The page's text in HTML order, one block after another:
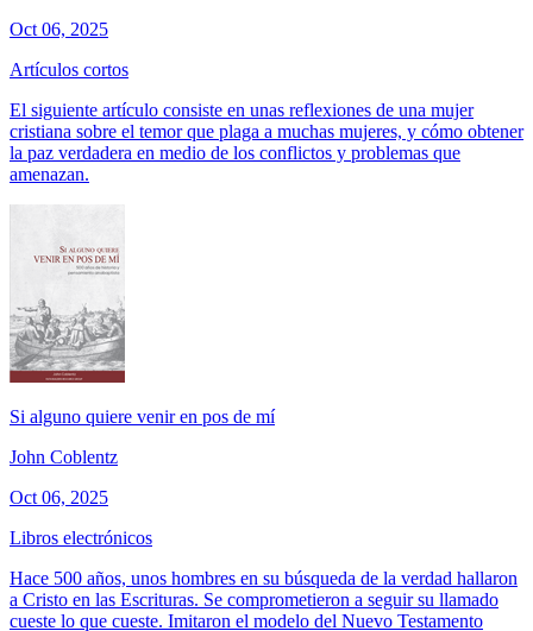
Oct 06, 2025
Artículos cortos
El siguiente artículo consiste en unas reflexiones de una mujer
cristiana sobre el temor que plaga a muchas mujeres, y cómo obtener
la paz verdadera en medio de los conflictos y problemas que
amenazan.
Si alguno quiere venir en pos de mí
John Coblentz
Oct 06, 2025
Libros electrónicos
Hace 500 años, unos hombres en su búsqueda de la verdad hallaron
a Cristo en las Escrituras. Se comprometieron a seguir su llamado
cueste lo que cueste. Imitaron el modelo del Nuevo Testamento